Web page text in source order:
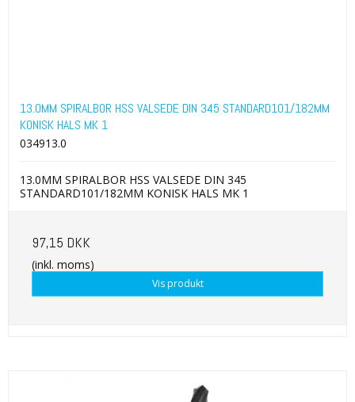
13.0MM SPIRALBOR HSS VALSEDE DIN 345 STANDARD101/182MM
KONISK HALS MK 1
034913.0
13.0MM SPIRALBOR HSS VALSEDE DIN 345
STANDARD101/182MM KONISK HALS MK 1
97,15 DKK
(inkl. moms)
Vis produkt